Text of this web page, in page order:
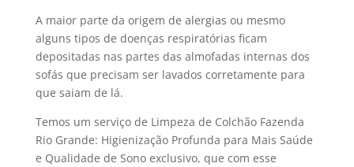
A maior parte da origem de alergias ou mesmo
alguns tipos de doenças respiratórias ficam
depositadas nas partes das almofadas internas dos
sofás que precisam ser lavados corretamente para
que saiam de lá.
Temos um serviço de Limpeza de Colchão Fazenda
Rio Grande: Higienização Profunda para Mais Saúde
e Qualidade de Sono exclusivo, que com esse